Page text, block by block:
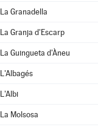
La Granadella
La Granja d'Escarp
La Guingueta d'Àneu
L'Albagés
L'Albi
La Molsosa